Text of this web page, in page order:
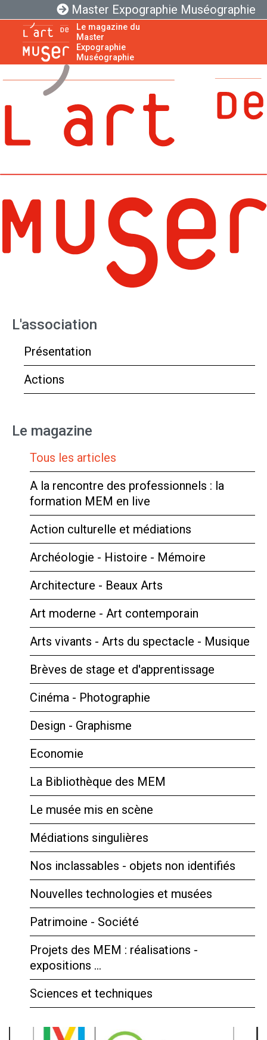
Master Expographie Muséographie
Le magazine du
Master
Expographie
Muséographie
L'association
Présentation
Actions
Le magazine
Tous les articles
A la rencontre des professionnels : la
formation MEM en live
Action culturelle et médiations
Archéologie - Histoire - Mémoire
Architecture - Beaux Arts
Art moderne - Art contemporain
Arts vivants - Arts du spectacle - Musique
Brèves de stage et d'apprentissage
Cinéma - Photographie
Design - Graphisme
Economie
La Bibliothèque des MEM
Le musée mis en scène
Médiations singulières
Nos inclassables - objets non identifiés
Nouvelles technologies et musées
Patrimoine - Société
Projets des MEM : réalisations -
expositions …
Sciences et techniques